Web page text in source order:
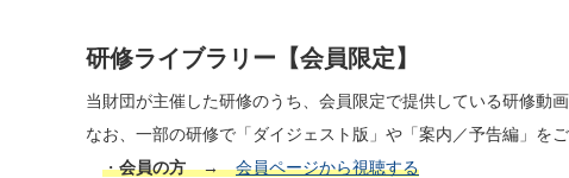
研修ライブラリー【会員限定】
当財団が主催した研修のうち、会員限定で提供している研修動
なお、一部の研修で「ダイジェスト版」や「案内／予告編」をご
・会員の方→会員ページから視聴する